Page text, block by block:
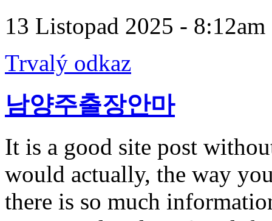
13 Listopad 2025 - 8:12am
Trvalý odkaz
남양주출장안마
It is a good site post
would actually, the way
there is so much